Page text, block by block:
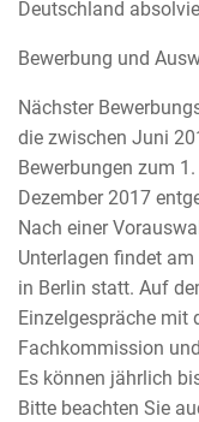
Deutschland
Bewerbung und
Nächster
die zwischen Juni
Bewerbungen zum
Dezember 2017
Nach einer
Unterlagen findet
in Berlin statt. Auf
Einzelgespräche mit
Fachkommission
Es können jährlich
Bitte beachten Sie